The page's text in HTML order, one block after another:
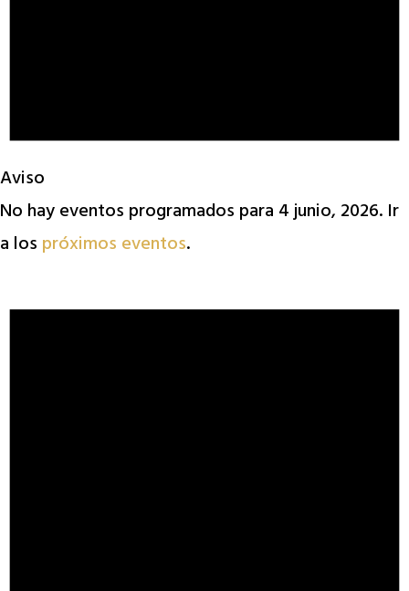
Aviso
No hay eventos programados para 4 junio, 2026. Ir
a los próximos eventos.